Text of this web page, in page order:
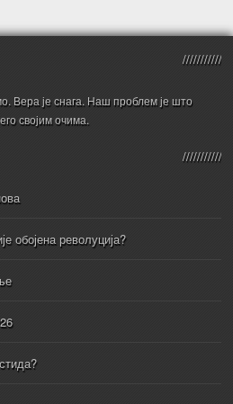
Вера је снага. Наш проблем је што
својим очима.
обојена револуција?